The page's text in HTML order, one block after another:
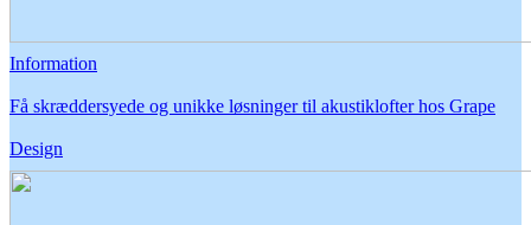
Information
Få skræddersyede og unikke løsninger til akustiklofter hos Grape
Design